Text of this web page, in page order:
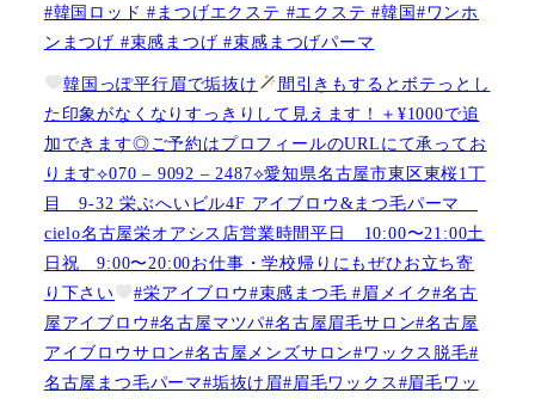
#韓国ロッド #まつげエクステ #エクステ #韓国#ワンホ
ンまつげ #束感まつげ #束感まつげパーマ
韓国っぽ平行眉で垢抜け
間引きもするとボテっとし
た印象がなくなりすっきりして見えます！＋¥1000で追
加できます◎ご予約はプロフィールのURLにて承ってお
ります⟡070 – 9092 – 2487⟡愛知県名古屋市東区東桜1丁
目 9-32 栄ぶへいビル4F アイブロウ&まつ毛パーマ
cielo名古屋栄オアシス店営業時間平日 10:00〜21:00土
日祝 9:00〜20:00お仕事・学校帰りにもぜひお立ち寄
り下さい
#栄アイブロウ#束感まつ毛 #眉メイク#名古
屋アイブロウ#名古屋マツパ#名古屋眉毛サロン#名古屋
アイブロウサロン#名古屋メンズサロン#ワックス脱毛#
名古屋まつ毛パーマ#垢抜け眉#眉毛ワックス#眉毛ワッ